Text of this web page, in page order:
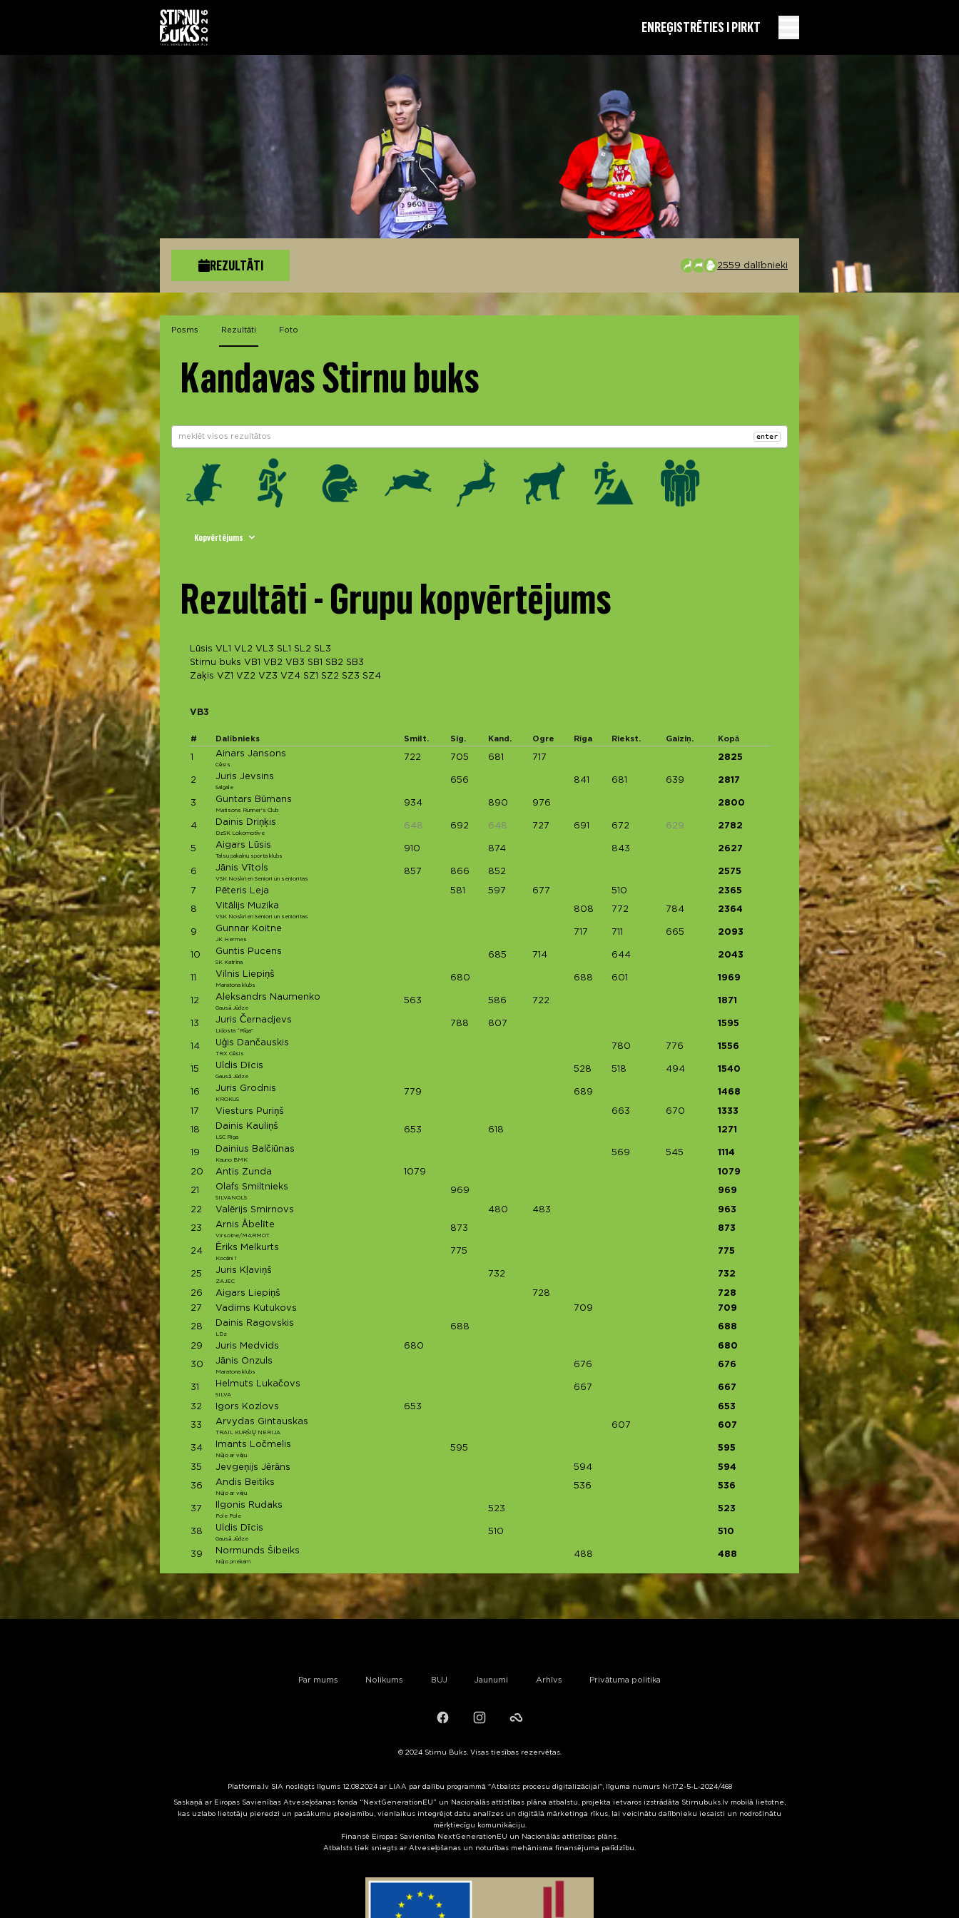
ENREĢISTRĒTIES I PIRKT
REZULTĀTI 2559 dalībnieki
Posms Rezultāti Foto
Kandavas Stirnu buks
enter
Kopvērtējums
Rezultāti - Grupu kopvērtējums
Lūsis VL1 VL2 VL3 SL1 SL2 SL3
Stirnu buks VB1 VB2 VB3 SB1 SB2 SB3
Zaķis VZ1 VZ2 VZ3 VZ4 SZ1 SZ2 SZ3 SZ4
VB3
# Dalībnieks Smilt. Sig. Kand. Ogre Rīga Riekst. Gaiziņ. Kopā
1 Ainars Jansons
Cēsis
722 705 681 717 2825
2 Juris Jevsins
Salgale
656 841 681 639 2817
3 Guntars Būmans
Matisons Runner's Club
934 890 976 2800
4 Dainis Driņķis
DzSK Lokomotīve
648 692 648 727 691 672 629 2782
5 Aigars Lūsis
Talsu pakalnu sporta klubs
910 874 843 2627
6 Jānis Vītols
VSK Noskrien Seniori un senioritas
857 866 852 2575
7 Pēteris Leja 581 597 677 510 2365
8 Vitālijs Muzika
VSK Noskrien Seniori un senioritas
808 772 784 2364
9 Gunnar Koitne
JK Hermes
717 711 665 2093
10 Guntis Pucens
SK Katrīna
685 714 644 2043
11 Vilnis Liepiņš
Maratona klubs
680 688 601 1969
12 Aleksandrs Naumenko
Gausā Jūdze
563 586 722 1871
13 Juris Černadjevs
Lidosta “Rīga”
788 807 1595
14 Uģis Dančauskis
TRX Cēsis
780 776 1556
15 Uldis Dīcis
Gausā Jūdze
528 518 494 1540
16 Juris Grodnis
KROKUS
779 689 1468
17 Viesturs Puriņš 663 670 1333
18 Dainis Kauliņš
LSC Riga
653 618 1271
19 Dainius Balčiūnas
Kauno BMK
569 545 1114
20 Antis Zunda 1079 1079
21 Olafs Smiltnieks
SILVANOLS
969 969
22 Valērijs Smirnovs 480 483 963
23 Arnis Ābelīte
Virsotne/MARMOT
873 873
24 Ēriks Melkurts
Kocēni 1
775 775
25 Juris Kļaviņš
ZAJEC
732 732
26 Aigars Liepiņš 728
728
27
Vadims Kutukovs 709 709
28 Dainis Ragovskis
LDz
688 688
29 Juris Medvids 680 680
30 Jānis Onzuls
Maratona klubs
676 676
31 Helmuts Lukačovs
SILVA
667 667
32 Igors Kozlovs 653 653
33 Arvydas Gintauskas
TRAIL KURŠIŲ NERIJA
607 607
34 Imants Ločmelis
Nūjo ar vēju
595 595
35 Jevgeņijs Jērāns 594 594
36 Andis Beitiks
Nūjo ar vēju
536 536
37 Ilgonis Rudaks
Pole Pole
523 523
38 Uldis Dīcis
Gausā Jūdze
510 510
39 Normunds Šibeiks
Nūjo priekam
488 488
Par mums Nolikums BUJ Jaunumi Arhīvs Privātuma politika
FacebookInstagramFailiem.lv
© 2024 Stirnu Buks. Visas tiesības rezervētas.
Platforma.lv SIA noslēgts līgums 12.08.2024 ar LIAA par dalību programmā "Atbalsts procesu digitalizācijai", līguma numurs Nr.17.2-5-L-2024/468
Saskaņā ar Eiropas Savienības Atveseļošanas fonda “NextGenerationEU” un Nacionālās attīstības plāna atbalstu, projekta ietvaros izstrādāta Stirnubuks.lv mobilā lietotne,
kas uzlabo lietotāju pieredzi un pasākumu pieejamību, vienlaikus integrējot datu analīzes un digitālā mārketinga rīkus, lai veicinātu dalībnieku iesaisti un nodrošinātu
mērķtiecīgu komunikāciju.
Finansē Eiropas Savienība NextGenerationEU un Nacionālās attīstības plāns.
Atbalsts tiek sniegts ar Atveseļošanas un noturības mehānisma finansējuma palīdzību.